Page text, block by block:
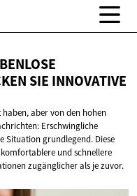
SIE INNOVATIVE
aber von den hohen
Erschwingliche
Situation grundlegend. Diese
und schnellere
zugänglicher als je zuvor.